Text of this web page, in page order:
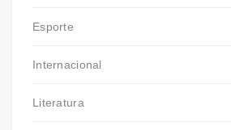
Esporte
Internacional
Literatura